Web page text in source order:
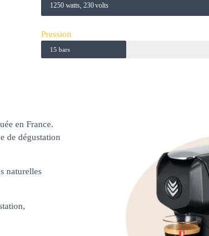
1250 watts, 230 volts
Pression
15 bars
en France.
de dégustation
naturelles